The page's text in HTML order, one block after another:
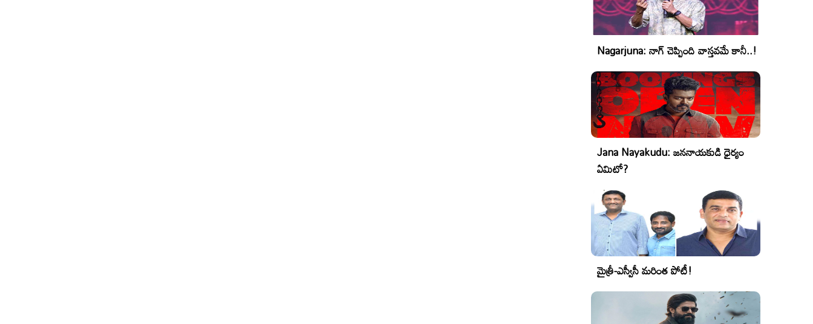
Nagarjuna: నాగ్ చెప్పింది వాస్తవమే కానీ..!
Jana Nayakudu: జననాయకుడి ధైర్యం
ఏమిటో?
మైత్రీ-ఎస్వీసీ మరింత పోటీ!